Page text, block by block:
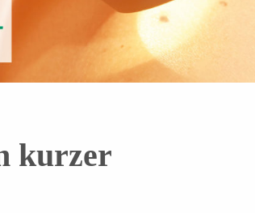
kurzer